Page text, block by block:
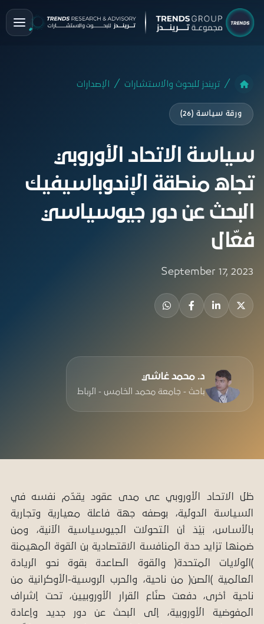
تريندز للبحوث والاستشارات الإصدارات
ورقة سياسة (26)
سياسة الاتحاد الأوروبي
تجاه منطقة الإندوباسيفيك
البحث عن دور جيوسياسي
فعّال
September 17, 2023
د. محمد غاشي
باحث - جامعة محمد الخامس - الرباط
ظل الاتحاد الأوروبي عى مدى عقود يقدّم نفسه في
السياسة الدولية، بوصفه جهة فاعلة معيارية وتجارية
بالأساس، بَيْدَ أن التحولات الجيوسياسية الآنية، ومن
ضمنها تزايد حدة المنافسة الاقتصادية بن القوة المهيمنة
)الولايات المتحدة( والقوة الصاعدة بقوة نحو الريادة
العالمية )الصن( من ناحية، والحرب الروسية-الأوكرانية من
ناحية أخرى، دفعت صنّاع القرار الأوروبيين، تحت إشراف
المفوضية الأوروبية، إلى البحث عن دور جديد وإعادة